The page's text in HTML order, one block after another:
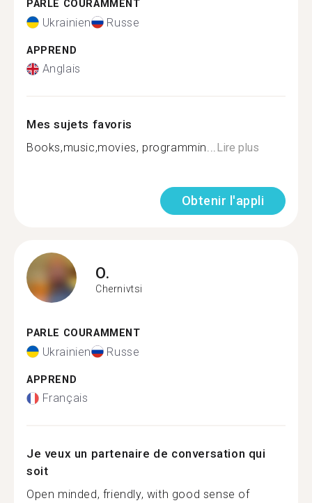
PARLE COURAMMENT
Ukrainien Russe
APPREND
Anglais
Mes sujets favoris
Books,music,movies, programmin...Lire plus
Obtenir l'appli
O.
Chernivtsi
PARLE COURAMMENT
Ukrainien Russe
APPREND
Français
Je veux un partenaire de conversation qui
soit
Open minded, friendly, with good sense of